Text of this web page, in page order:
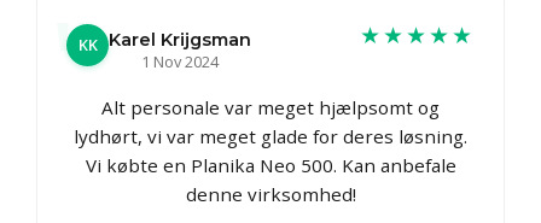
KK Karel Krijgsman
1 Nov 2024
★★★★★
Alt personale var meget hjælpsomt og
lydhørt, vi var meget glade for deres løsning.
Vi købte en Planika Neo 500. Kan anbefale
denne virksomhed!